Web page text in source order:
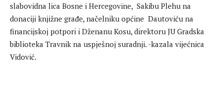
slabovidna lica Bosne i Hercegovine, Sakibu Plehu na
donaciji knjižne građe, načelniku općine Dautoviću na
financijskoj potpori i Dženanu Kosu, direktoru JU Gradska
biblioteka Travnik na uspješnoj suradnji. -kazala vijećnica
Vidović.